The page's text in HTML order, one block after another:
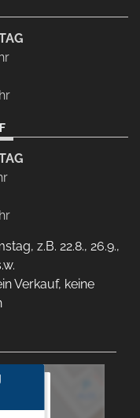
z.B. 22.8., 26.9.,
Verkauf, keine
Haan